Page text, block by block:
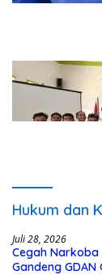
Hukum dan
Juli 28, 2026
Cegah Narkoba
Gandeng GDAN